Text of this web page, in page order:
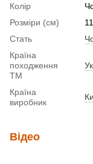
Колір
Розміри (см)
Стать
Країна
походження
ТМ
Країна
виробник
Відео